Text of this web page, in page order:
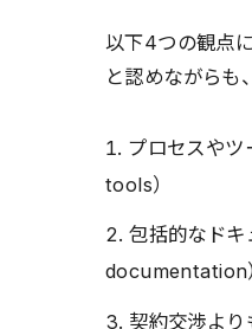
以下4つの観点
と認めながらも
プロセスやツ
tools）
包括的なドキ
documentation
契約交渉より